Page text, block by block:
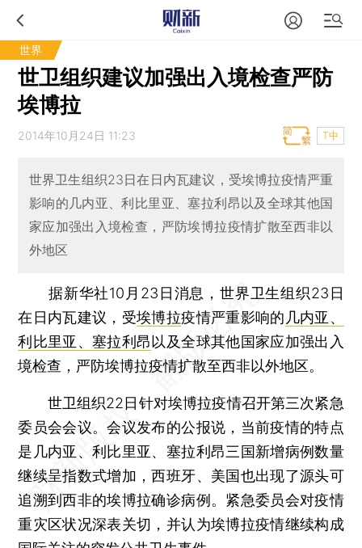
世界
世卫组织建议加强出入境检查严防
埃博拉
2014年10月24日 11:23 T中
世界卫生组织23日在日内瓦建议，受埃博拉疫情严重
影响的几内亚、利比里亚、塞拉利昂以及全球其他国
家应加强出入境检查，严防埃博拉疫情扩散至西非以
外地区
据新华社10月23日消息，世界卫生组织23日
在日内瓦建议，受埃博拉疫情严重影响的 几内亚、
利比里亚、塞拉利昂 以及全球其他国家应加强出入
境检查，严防埃博拉疫情扩散至西非以外地区。
世卫组织22日针对埃博拉疫情召开第三次紧急
委员会会议。会议发布的公报说，当前疫情的特点
是几内亚、利比里亚、塞拉利昂三国新增病例数量
继续呈指数式增加，西班牙、美国也出现了源头可
追溯到西非的埃博拉确诊病例。紧急委员会对疫情
重灾区状况深表关切，并认为埃博拉疫情继续构成